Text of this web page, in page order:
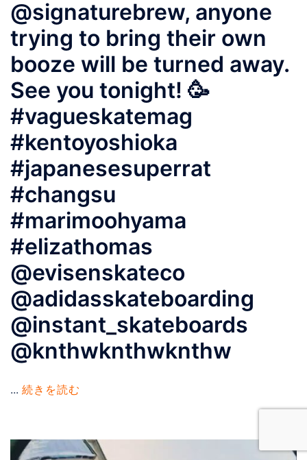
@signaturebrew, anyone
trying to bring their own
booze will be turned away.
See you tonight! 🥳
#vagueskatemag
#kentoyoshioka
#japanesesuperrat
#changsu
#marimoohyama
#elizathomas
@evisenskateco
@adidasskateboarding
@instant_skateboards
@knthwknthwknthw
... 続きを読む